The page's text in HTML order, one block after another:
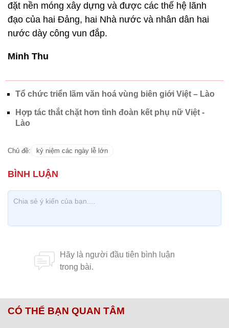
đặt nền móng xây dựng và được các thế hệ lãnh
đạo của hai Đảng, hai Nhà nước và nhân dân hai
nước dày công vun đắp.
Minh Thu
Tổ chức triển lãm văn hoá vùng biên giới Việt – Lào
Hợp tác thắt chặt hơn tình đoàn kết phụ nữ Việt -
Lào
Chủ đề: kỷ niệm các ngày lễ lớn
CÓ THỂ BẠN QUAN TÂM